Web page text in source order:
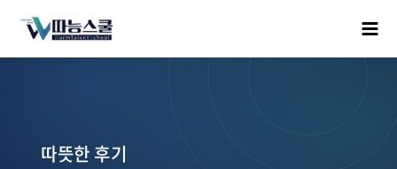
따뜻한 후기